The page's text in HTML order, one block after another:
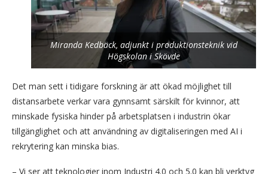
Miranda Kedbäck, adjunkt i produktionsteknik vid
Högskolan i Skövde
Det man sett i tidigare forskning är att ökad möjlighet till
distansarbete verkar vara gynnsamt särskilt för kvinnor, att
minskade fysiska hinder på arbetsplatsen i industrin ökar
tillgänglighet och att användning av digitaliseringen med AI i
rekrytering kan minska bias.
– Vi ser att teknologier inom Industri 4.0 och 5.0 kan bli verktyg